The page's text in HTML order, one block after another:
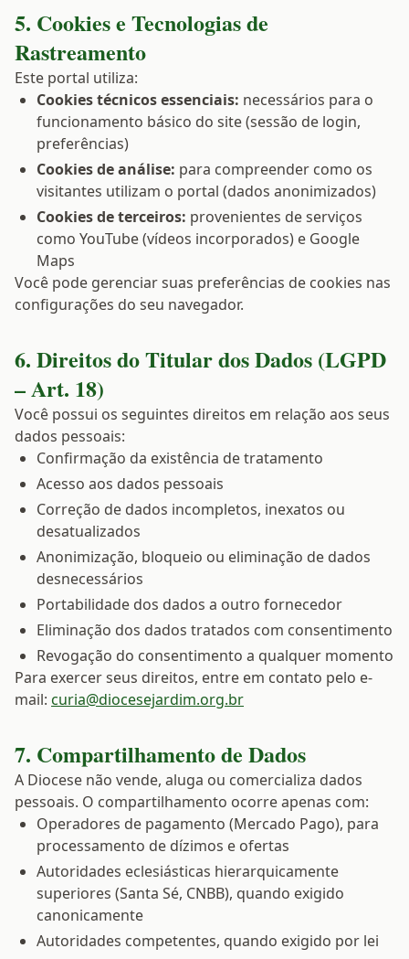
5. Cookies e Tecnologias de
Rastreamento
Este portal utiliza:
Cookies técnicos essenciais: necessários para o
funcionamento básico do site (sessão de login,
preferências)
Cookies de análise: para compreender como os
visitantes utilizam o portal (dados anonimizados)
Cookies de terceiros: provenientes de serviços
como YouTube (vídeos incorporados) e Google
Maps
Você pode gerenciar suas preferências de cookies nas
configurações do seu navegador.
6. Direitos do Titular dos Dados (LGPD
– Art. 18)
Você possui os seguintes direitos em relação aos seus
dados pessoais:
Confirmação da existência de tratamento
Acesso aos dados pessoais
Correção de dados incompletos, inexatos ou
desatualizados
Anonimização, bloqueio ou eliminação de dados
desnecessários
Portabilidade dos dados a outro fornecedor
Eliminação dos dados tratados com consentimento
Revogação do consentimento a qualquer momento
Para exercer seus direitos, entre em contato pelo e-
mail: curia@diocesejardim.org.br
7. Compartilhamento de Dados
A Diocese não vende, aluga ou comercializa dados
pessoais. O compartilhamento ocorre apenas com:
Operadores de pagamento (Mercado Pago), para
processamento de dízimos e ofertas
Autoridades eclesiásticas hierarquicamente
superiores (Santa Sé, CNBB), quando exigido
canonicamente
Autoridades competentes, quando exigido por lei